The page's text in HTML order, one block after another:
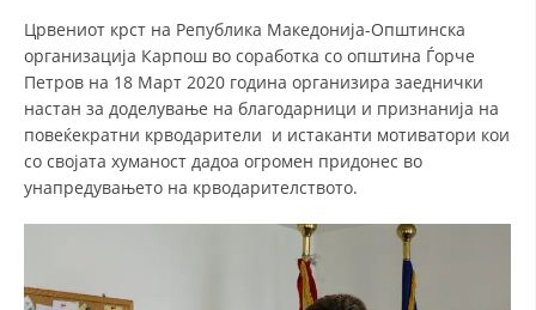
СТРАТЕГИИ
БРОШУРИ
Црвениот крст на Република Македонија-Општинска
организација Карпош во соработка со општина Ѓорче
Петров на 18 Март 2020 година организира заеднички
настан за доделување на благодарници и признанија на
повеќекратни крводарители и истаканти мотиватори кои
со својата хуманост дадоа огромен придонес во
унапредувањето на крводарителството.